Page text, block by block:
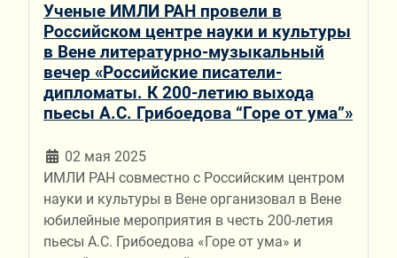
Ученые ИМЛИ РАН провели в
Российском центре науки и культуры
в Вене литературно-музыкальный
вечер «Российские писатели-
дипломаты. К 200-летию выхода
пьесы А.С. Грибоедова “Горе от ума”»
02 мая 2025
ИМЛИ РАН совместно с Российским центром
науки и культуры в Вене организовал в Вене
юбилейные мероприятия в честь 200-летия
пьесы А.С. Грибоедова «Горе от ума» и